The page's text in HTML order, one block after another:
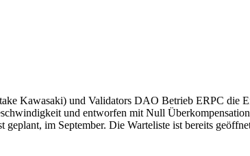
Kawasaki) und Validators DAO Betrieb ERPC die
und entworfen mit Null
im September. Die Warteliste ist bereits